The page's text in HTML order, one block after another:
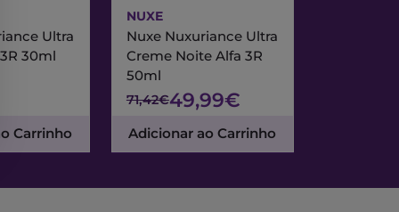
Ultra
30ml
Carrinho
NUXE
Nuxe Nuxuriance Ultra
Creme Noite Alfa 3R
50ml
71,42€49,99€
Adicionar ao Carrinho